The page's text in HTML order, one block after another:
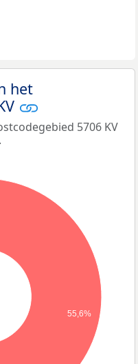
het
5706 KV
55,6%